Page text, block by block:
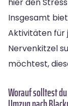
Insgesamt
Aktivitäten für
Nervenkitzel
möchtest,
Worauf solltest